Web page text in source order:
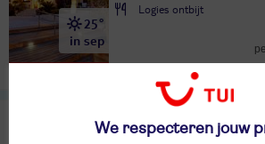
25°
in sep
Logies ontbijt
TUI classificatie
We respecteren jouw